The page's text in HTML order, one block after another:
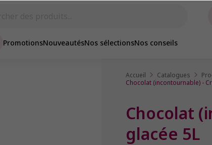
PromotionsNouveautésNos sélectionsNos conseils
Accueil Catalogues
Chocolat (incontournable) -
Chocolat
glacée 5L